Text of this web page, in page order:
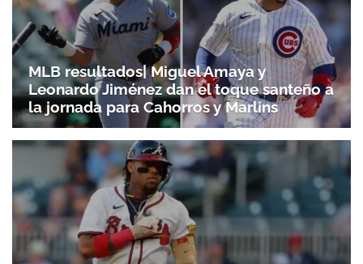
MLB resultados| Miguel Amaya y
Leonardo Jiménez dan el toque santeño a
la jornada para Cahorros y Marlins